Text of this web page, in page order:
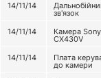
14/11/14
зв'язок
14/11/14
Камера
CX430V
14/11/14
Плата
до камери